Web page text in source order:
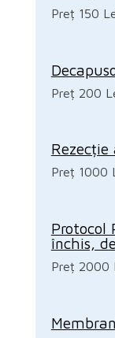
Preț 150
Preț 200
Preț 1000
Protocol
închis,
Preț 2000